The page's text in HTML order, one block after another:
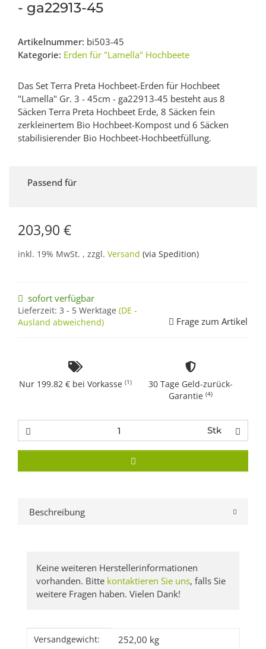
- ga22913-45
Artikelnummer: bi503-45
Kategorie: Erden für "Lamella" Hochbeete
Das Set Terra Preta Hochbeet-Erden für Hochbeet
"Lamella" Gr. 3 - 45cm - ga22913-45 besteht aus 8
Säcken Terra Preta Hochbeet Erde, 8 Säcken fein
zerkleinertem Bio Hochbeet-Kompost und 6 Säcken
stabilisierender Bio Hochbeet-Hochbeetfüllung.
Passend für
203,90 €
inkl. 19% MwSt. , zzgl. Versand (via Spedition)
sofort verfügbar
Lieferzeit: 3 - 5 Werktage (DE -
Ausland abweichend)
Frage zum Artikel
Nur 199.82 € bei Vorkasse (1)
30 Tage Geld-zurück-
Garantie (4)
Stk
Beschreibung
Keine weiteren Herstellerinformationen
vorhanden. Bitte kontaktieren Sie uns, falls Sie
weitere Fragen haben. Vielen Dank!
Produkteigenschaft
Wert
Versandgewicht: 252,00 kg